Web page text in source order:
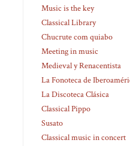
Music is the key
Classical Library
Chucrute com quiabo
Meeting in music
Medieval y Renacentista
La Fonoteca de
La Discoteca Clásica
Classical Pippo
Susato
Classical music in concert